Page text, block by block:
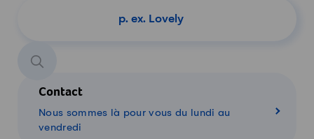
Contact
Nous sommes là pour vous du lundi au
vendredi